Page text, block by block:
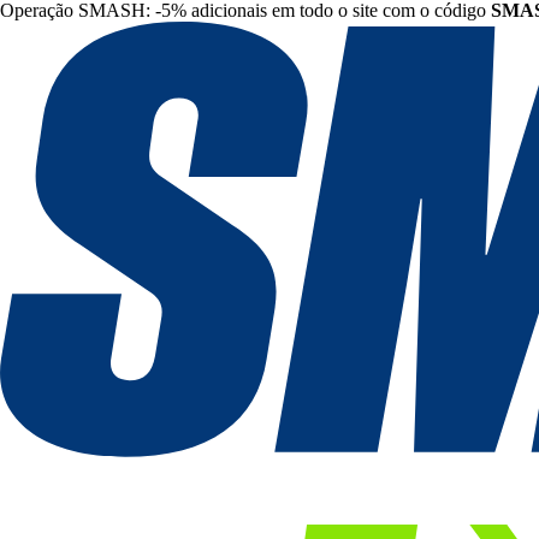
Operação SMASH: -5% adicionais em todo o site com o código